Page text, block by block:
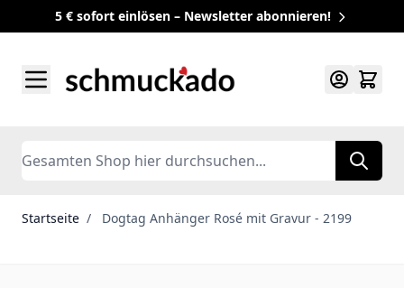
5 € sofort einlösen – Newsletter abonnieren!
Search
Startseite / Dogtag Anhänger Rosé mit Gravur - 2199